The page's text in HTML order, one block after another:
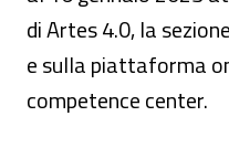
di Artes 4.0, la
e sulla piattaforma
competence center.